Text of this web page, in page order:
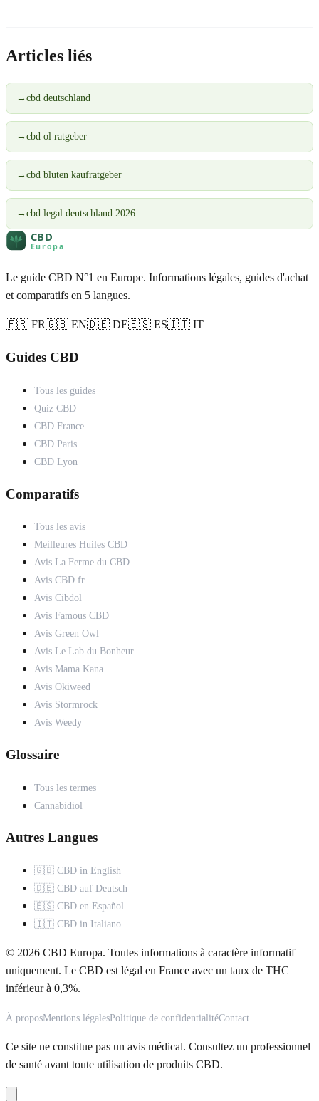
Articles liés
→ cbd deutschland
→ cbd ol ratgeber
→ cbd bluten kaufratgeber
→ cbd legal deutschland 2026
Le guide CBD N°1 en Europe. Informations légales, guides d'achat
et comparatifs en 5 langues.
🇫🇷 FR🇬🇧 EN🇩🇪 DE🇪🇸 ES🇮🇹 IT
Guides CBD
Tous les guides
Quiz CBD
CBD France
CBD Paris
CBD Lyon
Comparatifs
Tous les avis
Meilleures Huiles CBD
Avis La Ferme du CBD
Avis CBD.fr
Avis Cibdol
Avis Famous CBD
Avis Green Owl
Avis Le Lab du Bonheur
Avis Mama Kana
Avis Okiweed
Avis Stormrock
Avis Weedy
Glossaire
Tous les termes
Cannabidiol
Autres Langues
🇬🇧 CBD in English
🇩🇪 CBD auf Deutsch
🇪🇸 CBD en Español
🇮🇹 CBD in Italiano
© 2026 CBD Europa. Toutes informations à caractère informatif
uniquement. Le CBD est légal en France avec un taux de THC
inférieur à 0,3%.
À proposMentions légalesPolitique de confidentialitéContact
Ce site ne constitue pas un avis médical. Consultez un professionnel
de santé avant toute utilisation de produits CBD.